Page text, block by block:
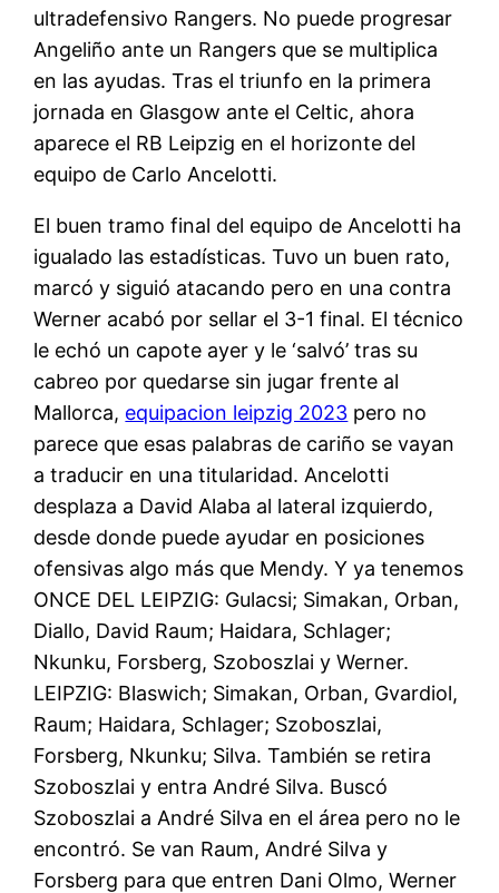
ultradefensivo Rangers. No puede progresar
Angeliño ante un Rangers que se multiplica
en las ayudas. Tras el triunfo en la primera
jornada en Glasgow ante el Celtic, ahora
aparece el RB Leipzig en el horizonte del
equipo de Carlo Ancelotti.
El buen tramo final del equipo de Ancelotti ha
igualado las estadísticas. Tuvo un buen rato,
marcó y siguió atacando pero en una contra
Werner acabó por sellar el 3-1 final. El técnico
le echó un capote ayer y le ‘salvó’ tras su
cabreo por quedarse sin jugar frente al
Mallorca, equipacion leipzig 2023 pero no
parece que esas palabras de cariño se vayan
a traducir en una titularidad. Ancelotti
desplaza a David Alaba al lateral izquierdo,
desde donde puede ayudar en posiciones
ofensivas algo más que Mendy. Y ya tenemos
ONCE DEL LEIPZIG: Gulacsi; Simakan, Orban,
Diallo, David Raum; Haidara, Schlager;
Nkunku, Forsberg, Szoboszlai y Werner.
LEIPZIG: Blaswich; Simakan, Orban, Gvardiol,
Raum; Haidara, Schlager; Szoboszlai,
Forsberg, Nkunku; Silva. También se retira
Szoboszlai y entra André Silva. Buscó
Szoboszlai a André Silva en el área pero no le
encontró. Se van Raum, André Silva y
Forsberg para que entren Dani Olmo, Werner